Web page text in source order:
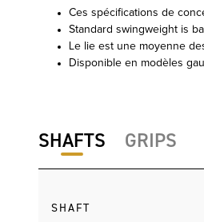
Ces spécifications de
Standard swingweight is
Le lie est une moyenne
Disponible en modèles
SHAFTS GRIPS
SHAFT